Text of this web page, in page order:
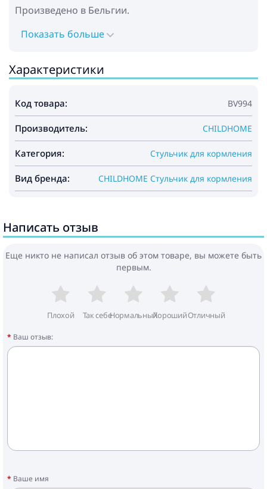
Произведено в Бельгии.
Показать больше
Характеристики
Код товара: BV994
Производитель: CHILDHOME
Категория: Стульчик для кормления
Вид бренда: CHILDHOME Стульчик для кормления
Написать отзыв
Еще никто не написал отзыв об этом товаре, вы можете быть
первым.
Плохой Так себеНормальныйХорошийОтличный
Ваш отзыв:
Ваше имя